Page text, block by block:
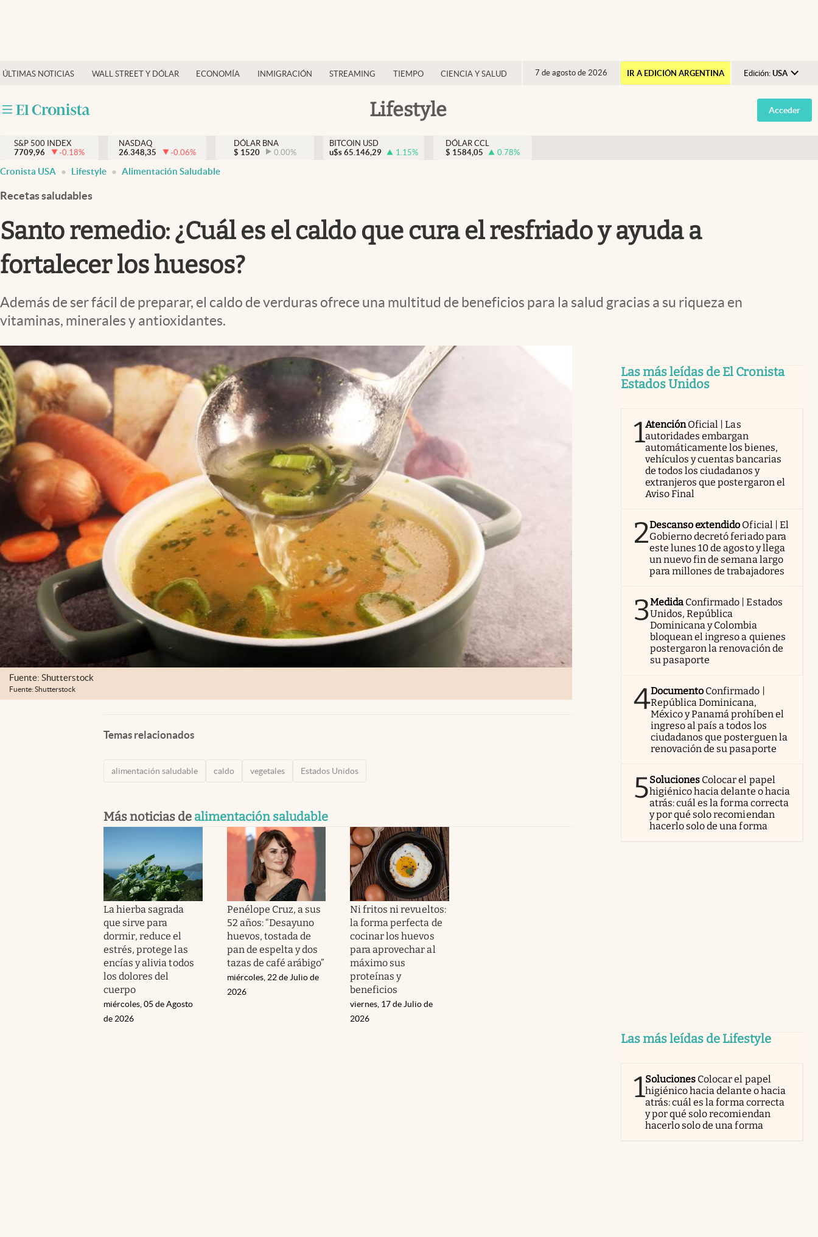
ÚLTIMAS NOTICIAS WALL STREET Y DÓLAR ECONOMÍA INMIGRACIÓN STREAMING TIEMPO CIENCIA Y SALUD 7 de agosto de 2026 IR A EDICIÓN ARGENTINA Edición: USA
Argentina
España
Lifestyle
Finanzas y economía
Inmigración
Trending
Streaming
PC y mobile
Acceder
S&P 500 INDEX
7709,96
-0.18%
NASDAQ
26.348,35
-0.06%
DÓLAR BNA
$ 1520 0.00%
BITCOIN USD
u$s 65.146,29 1.15%
DÓLAR CCL
$ 1584,05 0.78%
Cronista USA Lifestyle Alimentación Saludable
Recetas saludables
Santo remedio: ¿Cuál es el caldo que cura el resfriado y ayuda a
fortalecer los huesos?
Además de ser fácil de preparar, el caldo de verduras ofrece una multitud de beneficios para la salud gracias a su riqueza en
vitaminas, minerales y antioxidantes.
Fuente: Shutterstock
Fuente: Shutterstock
Temas relacionados
alimentación saludable caldo vegetales Estados Unidos
Más noticias de alimentación saludable
La hierba sagrada
que sirve para
dormir, reduce el
estrés, protege las
encías y alivia todos
los dolores del
cuerpo
miércoles, 05 de Agosto
de 2026
Penélope Cruz, a sus
52 años: “Desayuno
huevos, tostada de
pan de espelta y dos
tazas de café arábigo”
miércoles, 22 de Julio de
2026
Ni fritos ni revueltos:
la forma perfecta de
cocinar los huevos
para aprovechar al
máximo sus
proteínas y
beneficios
viernes, 17 de Julio de
2026
Las más leídas de El Cronista
Estados Unidos
1AtenciónOficial | Las
autoridades embargan
automáticamente los bienes,
vehículos y cuentas bancarias
de todos los ciudadanos y
extranjeros que postergaron el
Aviso Final
2Descanso extendido Oficial | El
Gobierno decretó feriado para
este lunes 10 de agosto y llega
un nuevo fin de semana largo
para millones de trabajadores
3Medida Confirmado | Estados
Unidos, República
Dominicana y Colombia
bloquean el ingreso a quienes
postergaron la renovación de
su pasaporte
4Documento Confirmado |
República Dominicana,
México y Panamá prohíben el
ingreso al país a todos los
ciudadanos que posterguen la
renovación de su pasaporte
5Soluciones Colocar el papel
higiénico hacia delante o hacia
atrás: cuál es la forma correcta
y por qué solo recomiendan
hacerlo solo de una forma
Las más leídas de Lifestyle
1Soluciones Colocar el papel
higiénico hacia delante o hacia
atrás: cuál es la forma correcta
y por qué solo recomiendan
hacerlo solo de una forma